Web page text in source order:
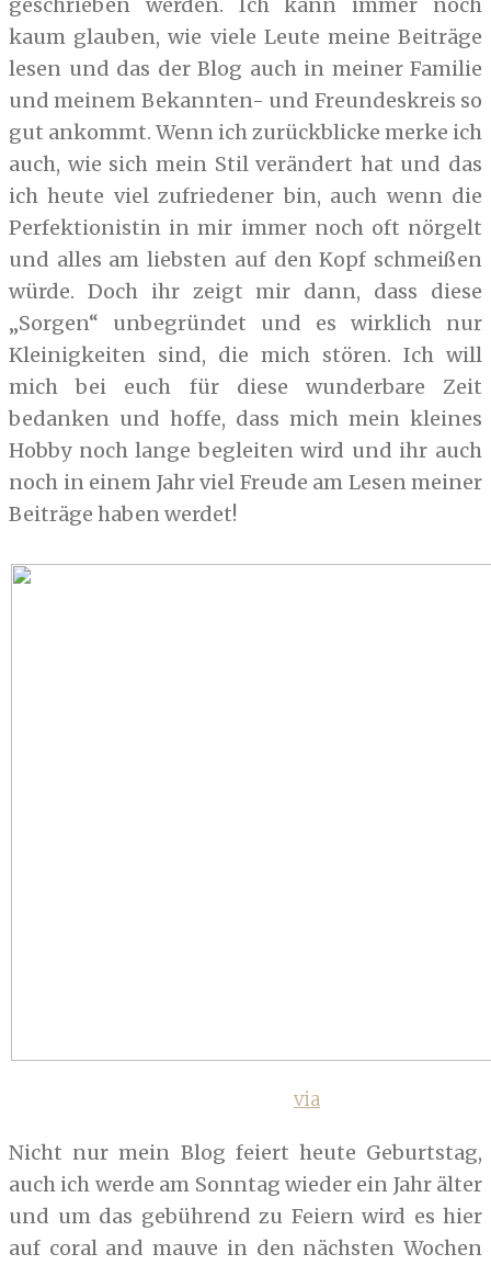
geschrieben werden. Ich kann immer noch
kaum glauben, wie viele Leute meine Beiträge
lesen und das der Blog auch in meiner Familie
und meinem Bekannten- und Freundeskreis so
gut ankommt. Wenn ich zurückblicke merke ich
auch, wie sich mein Stil verändert hat und das
ich heute viel zufriedener bin, auch wenn die
Perfektionistin in mir immer noch oft nörgelt
und alles am liebsten auf den Kopf schmeißen
würde. Doch ihr zeigt mir dann, dass diese
„Sorgen“ unbegründet und es wirklich nur
Kleinigkeiten sind, die mich stören. Ich will
mich bei euch für diese wunderbare Zeit
bedanken und hoffe, dass mich mein kleines
Hobby noch lange begleiten wird und ihr auch
noch in einem Jahr viel Freude am Lesen meiner
Beiträge haben werdet!
via
Nicht nur mein Blog feiert heute Geburtstag,
auch ich werde am Sonntag wieder ein Jahr älter
und um das gebührend zu Feiern wird es hier
auf coral and mauve in den nächsten Wochen